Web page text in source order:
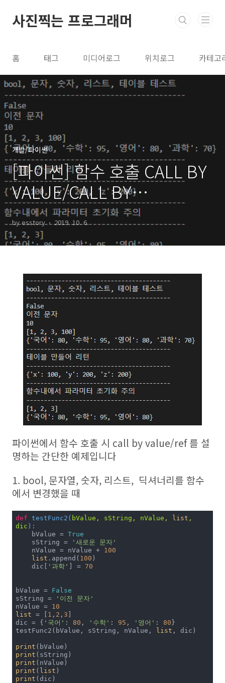
사진찍는 프로그래머
홈 태그 미디어로그 위치로그 카테고
개발/파이썬
[파이썬] 함수 호출 CALL BY
VALUE/CALL BY
REFERENCE
by esstory 2019. 10. 6.
파이썬에서 함수 호출 시 call by value/ref 를 설
명하는 간단한 예제입니다
1. bool, 문자열, 숫자, 리스트, 딕셔너리를 함수
에서 변경했을 때
def testFunc2 ( bValue, sString, nValue, list ,
dic ):
    bValue =
True
    sString =
'새로운 문자'
    nValue = nValue +
100
list .append( 100 )
    dic[
'과학' ] = 70
bValue = False
sString =
'이전 문자'
nValue = 10
list = [ 1 , 2 , 3 ]
dic = { '국어' : 80 , '수학' : 95 , '영어' : 80}
testFunc2(bValue, sString, nValue, list , dic)
print
print
print
print ( list
print (dic)